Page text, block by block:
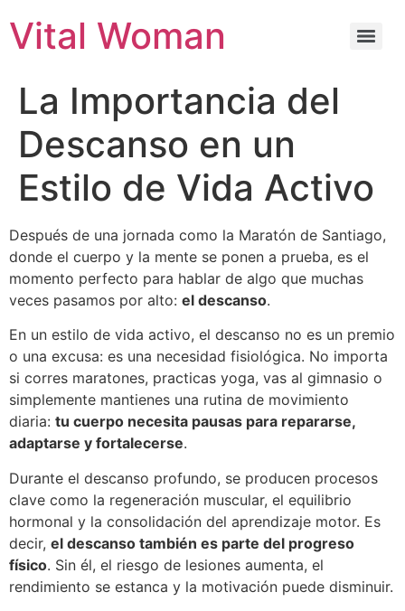
Vital Woman
La Importancia del
Descanso en un
Estilo de Vida Activo
Después de una jornada como la Maratón de Santiago,
donde el cuerpo y la mente se ponen a prueba, es el
momento perfecto para hablar de algo que muchas
veces pasamos por alto: el descanso.
En un estilo de vida activo, el descanso no es un premio
o una excusa: es una necesidad fisiológica. No importa
si corres maratones, practicas yoga, vas al gimnasio o
simplemente mantienes una rutina de movimiento
diaria: tu cuerpo necesita pausas para repararse,
adaptarse y fortalecerse.
Durante el descanso profundo, se producen procesos
clave como la regeneración muscular, el equilibrio
hormonal y la consolidación del aprendizaje motor. Es
decir, el descanso también es parte del progreso
físico. Sin él, el riesgo de lesiones aumenta, el
rendimiento se estanca y la motivación puede disminuir.